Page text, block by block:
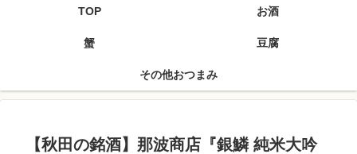
TOP お酒
蟹 豆腐
その他おつまみ
【秋田の銘酒】那波商店『銀鱗 純米大吟